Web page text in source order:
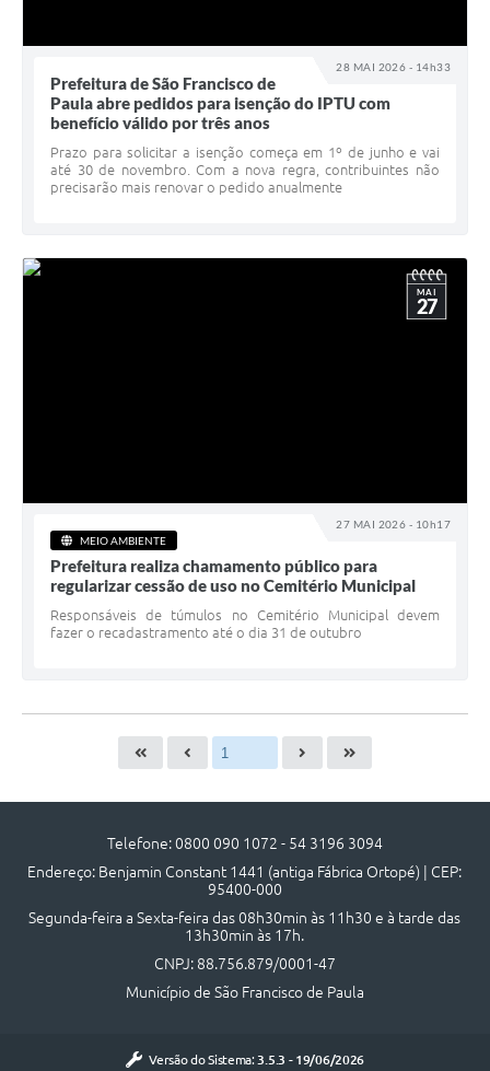
28 MAI 2026 - 14h33
Prefeitura de São Francisco de
Paula abre pedidos para isenção do IPTU com
benefício válido por três anos
Prazo para solicitar a isenção começa em 1º de junho e vai
até 30 de novembro. Com a nova regra, contribuintes não
precisarão mais renovar o pedido anualmente
27 MAI 2026 - 10h17
MAI
27
MEIO AMBIENTE
Prefeitura realiza chamamento público para
regularizar cessão de uso no Cemitério Municipal
Responsáveis de túmulos no Cemitério Municipal devem
fazer o recadastramento até o dia 31 de outubro
Telefone: 0800 090 1072 - 54 3196 3094
Endereço: Benjamin Constant 1441 (antiga Fábrica Ortopé) | CEP:
95400-000
Segunda-feira a Sexta-feira das 08h30min às 11h30 e à tarde das
13h30min às 17h.
CNPJ: 88.756.879/0001-47
Município de São Francisco de Paula
Versão do Sistema: 3.5.3 - 19/06/2026